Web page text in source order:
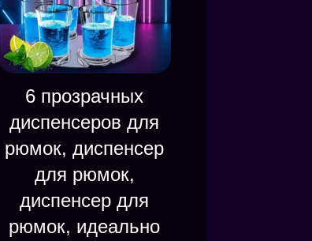
6 прозрачных
диспенсеров для
рюмок, диспенсер
для рюмок,
диспенсер для
рюмок, идеально